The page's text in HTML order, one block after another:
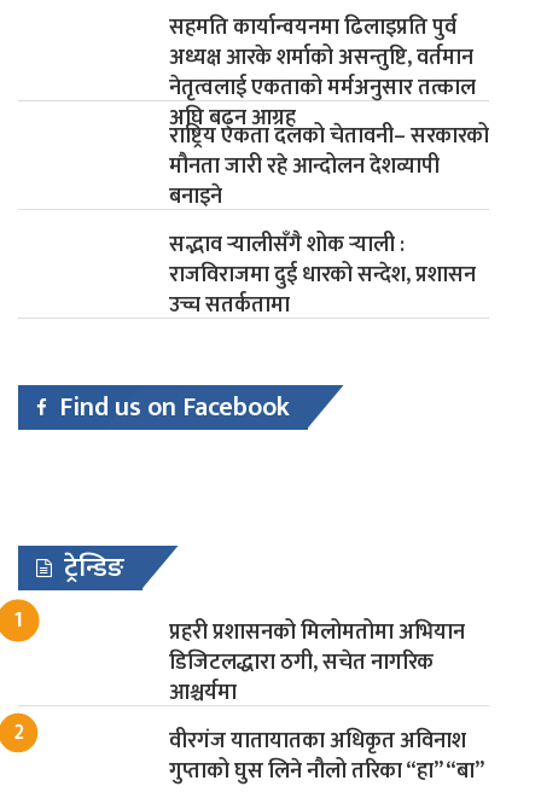
सहमति कार्यान्वयनमा ढिलाइप्रति पुर्व
अध्यक्ष आरके शर्माको असन्तुष्टि, वर्तमान
नेतृत्वलाई एकताको मर्मअनुसार तत्काल
अघि बढ्न आग्रह
राष्ट्रिय एकता दलको चेतावनी– सरकारको
मौनता जारी रहे आन्दोलन देशव्यापी
बनाइने
सद्भाव र्‍यालीसँगै शोक र्‍याली :
राजविराजमा दुई धारको सन्देश, प्रशासन
उच्च सतर्कतामा
Find us on Facebook
ट्रेन्डिङ
प्रहरी प्रशासनको मिलोमतोमा अभियान
डिजिटलद्धारा ठगी, सचेत नागरिक
आश्चर्यमा
वीरगंज यातायातका अधिकृत अविनाश
गुप्ताको घुस लिने नौलो तरिका “हा” “बा”